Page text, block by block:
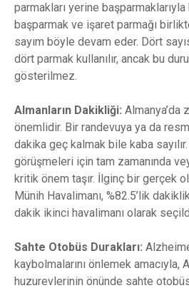
parmakları yerine başparmaklarıyla
başparmak ve işaret parmağı
sayım böyle devam eder. Dört
dört parmak kullanılır, ancak bu
gösterilmez.
Almanların Dakikliği: Almanya’da
önemlidir. Bir randevuya ya da
dakika geç kalmak bile kaba
görüşmeleri için tam zamanında
kritik önem taşır. İlginç bir gerçek
Münih Havalimanı, %82.5’lik
dakik ikinci havalimanı olarak
Sahte Otobüs Durakları:
kaybolmalarını önlemek amacıyla,
huzurevlerinin önünde sahte